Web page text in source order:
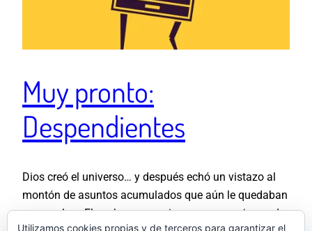
Muy pronto:
Despendientes
Dios creó el universo… y después echó un vistazo al
montón de asuntos acumulados que aún le quedaban
por resolver. El ser humano, a imagen y semejanza de
Utilizamos cookies propias y de terceros para garantizar el